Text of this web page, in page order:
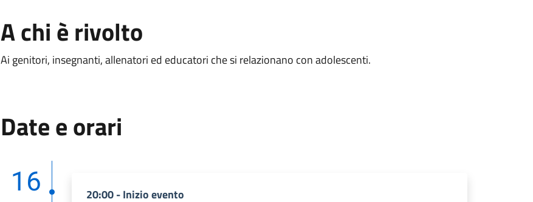
A chi è rivolto
Ai genitori, insegnanti, allenatori ed educatori che si relazionano con adolescenti.
Date e orari
16 20:00 - Inizio evento